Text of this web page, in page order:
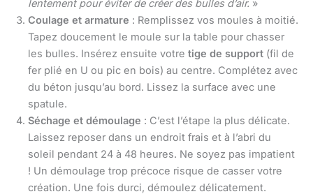
lentement pour éviter de créer des bulles d’air. »
Coulage et armature : Remplissez vos moules à moitié.
Tapez doucement le moule sur la table pour chasser
les bulles. Insérez ensuite votre tige de support (fil de
fer plié en U ou pic en bois) au centre. Complétez avec
du béton jusqu’au bord. Lissez la surface avec une
spatule.
Séchage et démoulage : C’est l’étape la plus délicate.
Laissez reposer dans un endroit frais et à l’abri du
soleil pendant 24 à 48 heures. Ne soyez pas impatient
! Un démoulage trop précoce risque de casser votre
création. Une fois durci, démoulez délicatement.